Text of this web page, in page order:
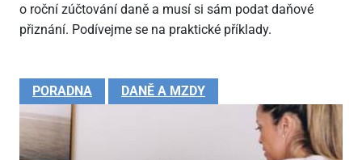
o roční zúčtování daně a musí si sám podat daňové
přiznání. Podívejme se na praktické příklady.
PORADNA DANĚ A MZDY